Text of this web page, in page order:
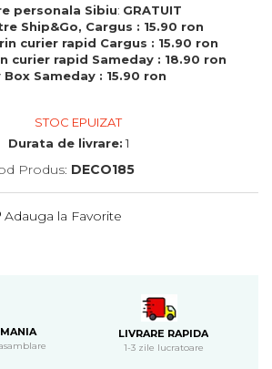
pentru
pentru
buna
personala Sibiu: GRATUIT
Ship&Go, Cargus : 15.90 ron
curier rapid Cargus : 15.90 ron
curier rapid Sameday : 18.90 ron
Box Sameday : 15.90 ron
STOC EPUIZAT
Durata de livrare: 1
Produs: DECO185
Adauga la Favorite
LIVRARE RAPIDA
1-3 zile lucratoare